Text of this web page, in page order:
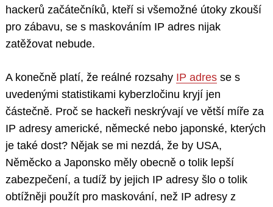
hackerů začátečníků, kteří si všemožné útoky zkouší
pro zábavu, se s maskováním IP adres nijak
zatěžovat nebude.
A konečně platí, že reálné rozsahy IP adres se s
uvedenými statistikami kyberzločinu kryjí jen
částečně. Proč se hackeři neskrývají ve větší míře za
IP adresy americké, německé nebo japonské, kterých
je také dost? Nějak se mi nezdá, že by USA,
Něměcko a Japonsko měly obecně o tolik lepší
zabezpečení, a tudíž by jejich IP adresy šlo o tolik
obtížněji použít pro maskování, než IP adresy z